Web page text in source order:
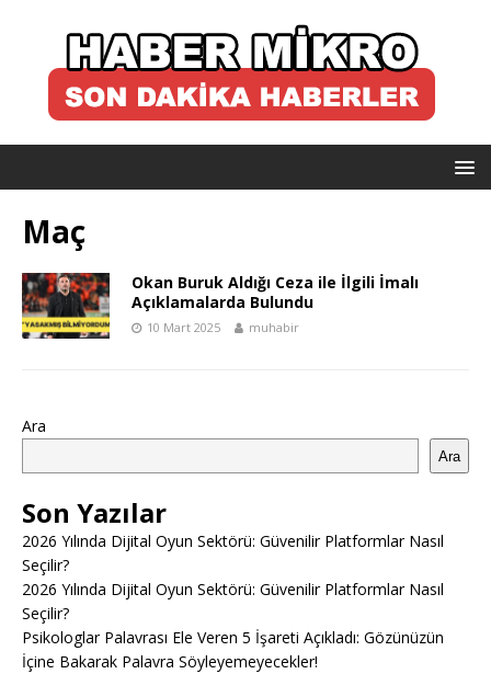
Maç
Okan Buruk Aldığı Ceza ile İlgili İmalı
Açıklamalarda Bulundu
10 Mart 2025 muhabir
Ara
Ara
Son Yazılar
2026 Yılında Dijital Oyun Sektörü: Güvenilir Platformlar Nasıl
Seçilir?
2026 Yılında Dijital Oyun Sektörü: Güvenilir Platformlar Nasıl
Seçilir?
Psikologlar Palavrası Ele Veren 5 İşareti Açıkladı: Gözünüzün
İçine Bakarak Palavra Söyleyemeyecekler!